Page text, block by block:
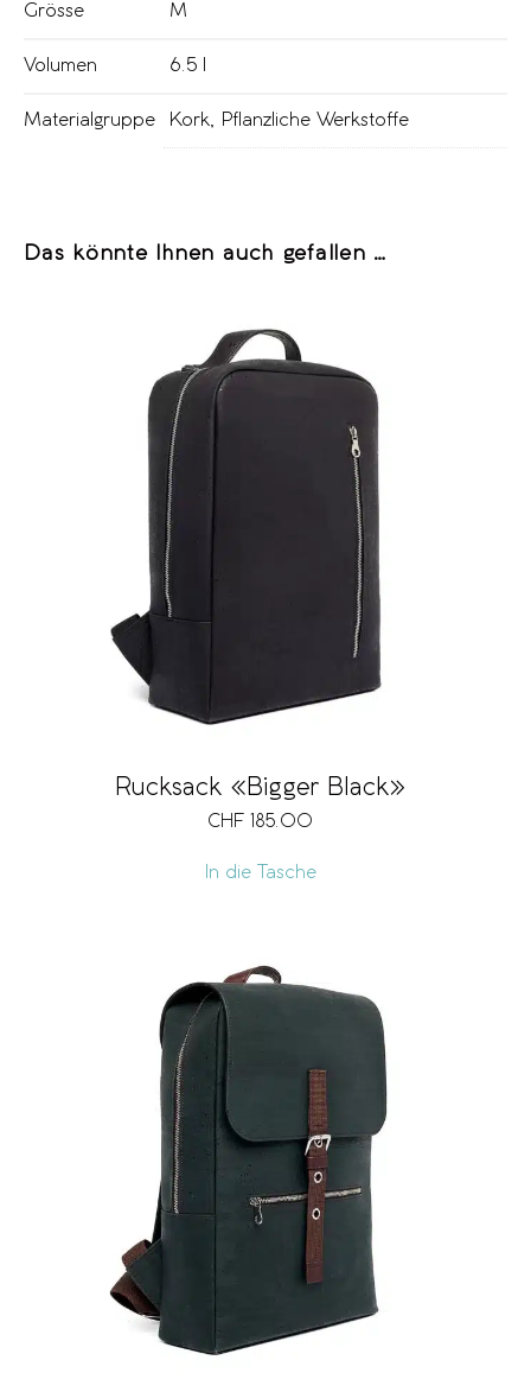
Grösse M
Volumen 6.5 l
Materialgruppe Kork Pflanzliche Werkstoffe
Das könnte Ihnen auch gefallen …
Rucksack «Bigger Black»
CHF 185.00
In die Tasche